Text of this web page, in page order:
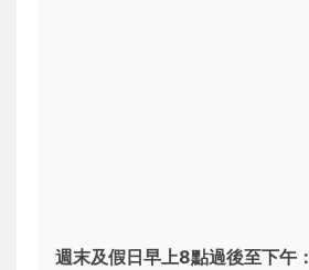
週末及假日早上8點過後至下午：